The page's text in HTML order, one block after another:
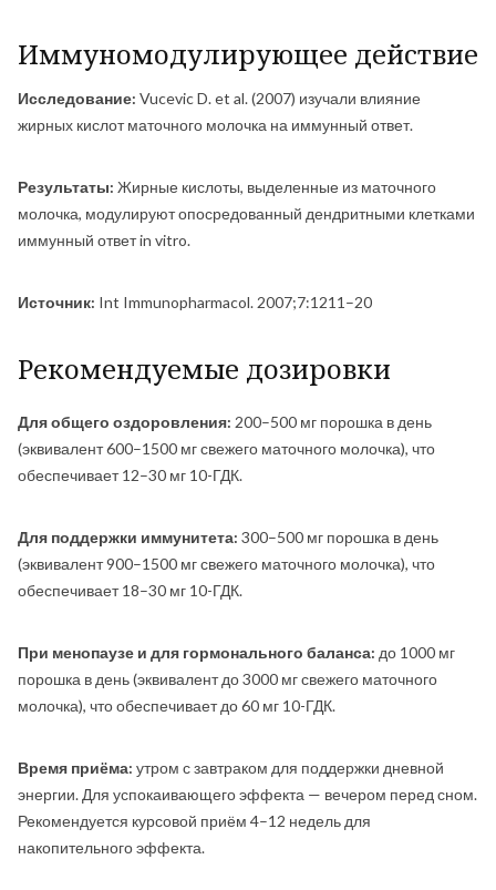
Иммуномодулирующее действие
Исследование: Vucevic D. et al. (2007) изучали влияние
жирных кислот маточного молочка на иммунный ответ.
Результаты: Жирные кислоты, выделенные из маточного
молочка, модулируют опосредованный дендритными клетками
иммунный ответ in vitro.
Источник: Int Immunopharmacol. 2007;7:1211–20
Рекомендуемые дозировки
Для общего оздоровления: 200–500 мг порошка в день
(эквивалент 600–1500 мг свежего маточного молочка), что
обеспечивает 12–30 мг 10-ГДК.
Для поддержки иммунитета: 300–500 мг порошка в день
(эквивалент 900–1500 мг свежего маточного молочка), что
обеспечивает 18–30 мг 10-ГДК.
При менопаузе и для гормонального баланса: до 1000 мг
порошка в день (эквивалент до 3000 мг свежего маточного
молочка), что обеспечивает до 60 мг 10-ГДК.
Время приёма: утром с завтраком для поддержки дневной
энергии. Для успокаивающего эффекта — вечером перед сном.
Рекомендуется курсовой приём 4–12 недель для
накопительного эффекта.